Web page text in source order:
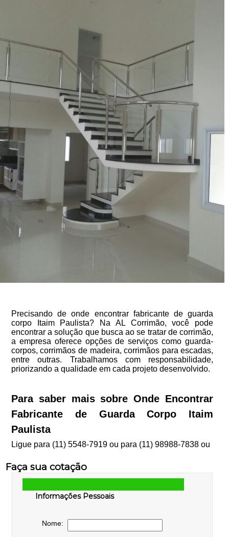
Precisando de onde encontrar fabricante de guarda
corpo Itaim Paulista? Na AL Corrimão, você pode
encontrar a solução que busca ao se tratar de corrimão,
a empresa oferece opções de serviços como guarda-
corpos, corrimãos de madeira, corrimãos para escadas,
entre outras. Trabalhamos com responsabilidade,
priorizando a qualidade em cada projeto desenvolvido.
Para saber mais sobre Onde Encontrar
Fabricante de Guarda Corpo Itaim
Paulista
Ligue para (11) 5548-7919ou para (11) 98988-7838ou
Faça sua cotação
Informações Pessoais
Nome: